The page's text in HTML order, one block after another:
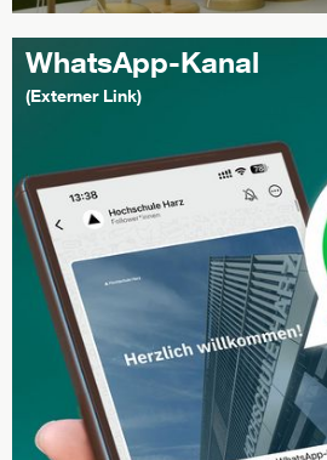
WhatsApp-Kanal
(Externer Link)